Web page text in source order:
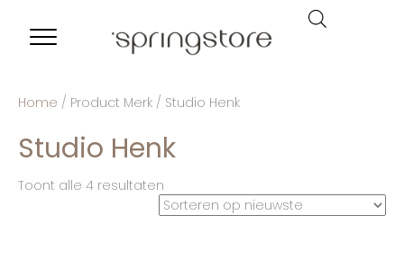
Home / Product Merk / Studio Henk
Studio Henk
Toont alle 4 resultaten